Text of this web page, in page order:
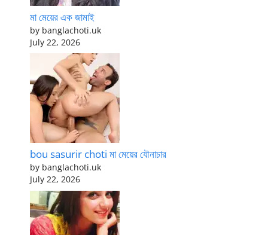
মা মেয়ের এক জামাই
by banglachoti.uk
July 22, 2026
bou sasurir choti মা মেয়ের যৌনাচার
by banglachoti.uk
July 22, 2026